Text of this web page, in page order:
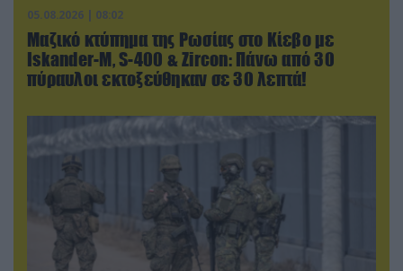
05.08.2026 | 08:02
Μαζικό κτύπημα της Ρωσίας στο Κίεβο με
Iskander-Μ, S-400 & Zircon: Πάνω από 30
πύραυλοι εκτοξεύθηκαν σε 30 λεπτά!